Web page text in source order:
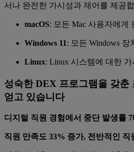
서나 완전한 가시성과 제어를 제공
macOS: 모든 Mac 사용자에게
Windows 11: 모든 Windows 장
Linux: Linux 시스템에 대한 가
성숙한 DEX 프로그램을 갖춘
얻고 있습니다
디지털 직원 경험에서 중단 발생률
직원 만족도 33% 증가, 전반적인 직